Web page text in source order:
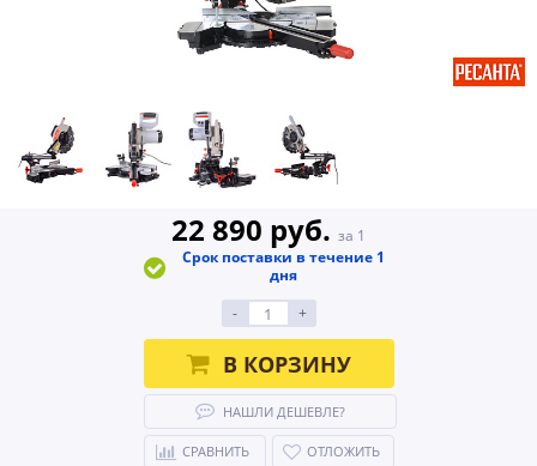
22 890 руб. за 1
Срок поставки в течение 1
дня
-
+
В КОРЗИНУ
НАШЛИ ДЕШЕВЛЕ?
СРАВНИТЬ ОТЛОЖИТЬ